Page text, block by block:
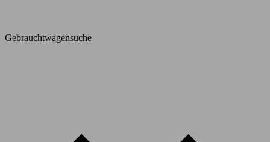
Gebrauchtwagensuche